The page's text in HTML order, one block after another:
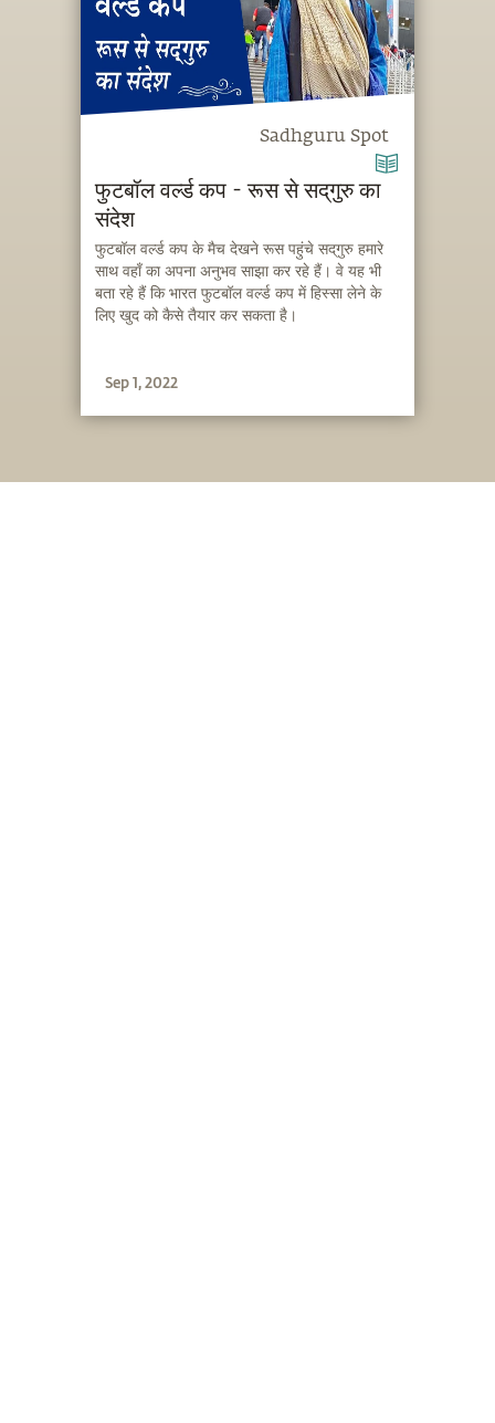
Sadhguru Spot
फुटबॉल वर्ल्ड कप - रूस से सद्‌गुरु का
संदेश
फुटबॉल वर्ल्ड कप के मैच देखने रूस पहुंचे सद्‌गुरु हमारे
साथ वहाँ का अपना अनुभव साझा कर रहे हैं। वे यह भी
बता रहे हैं कि भारत फुटबॉल वर्ल्ड कप में हिस्सा लेने के
लिए खुद को कैसे तैयार कर सकता है।
Sep 1, 2022